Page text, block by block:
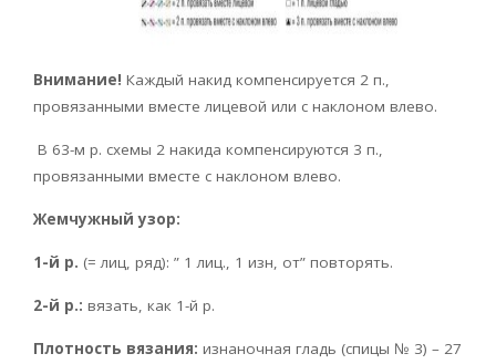
Внимание! Каждый накид компенсируется 2 п.,
провязанными вместе лицевой или с наклоном влево.
В 63-м р. схемы 2 накида компенсируются 3 п.,
провязанными вместе с наклоном влево.
Жемчужный узор:
1-й р. (= лиц, ряд): ” 1 лиц., 1 изн, от” повторять.
2-й р.: вязать, как 1-й р.
Плотность вязания: изнаночная гладь (спицы № 3) – 27